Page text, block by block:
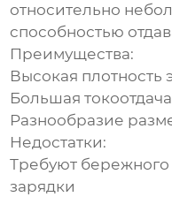
относительно
способностью
Преимущества:
Высокая плотность
Большая токоотдача
Разнообразие
Недостатки:
Требуют
зарядки